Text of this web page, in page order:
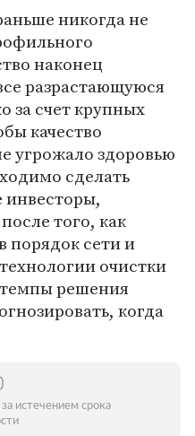
никогда не
наконец
разрастающуюся
за счет крупных
качество
угрожало здоровью
сделать
того, как
порядок сети и
очистки
решения
когда
истечением срока